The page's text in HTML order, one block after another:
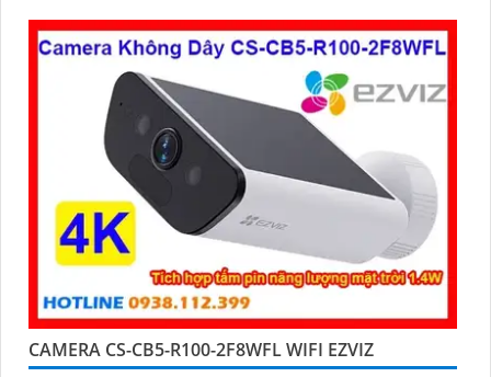
CAMERA CS-CB5-R100-2F8WFL WIFI EZVIZ